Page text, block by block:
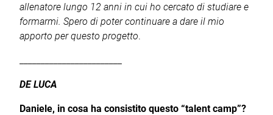
allenatore lungo 12 anni in cui ho cercato di studiare e
formarmi. Spero di poter continuare a dare il mio
apporto per questo progetto.
DE LUCA
Daniele, in cosa ha consistito questo “talent camp”?